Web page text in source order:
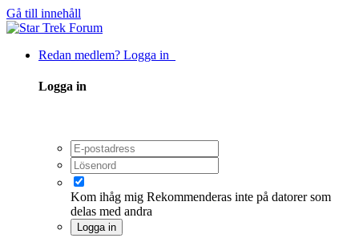
Gå till innehåll
Redan medlem? Logga in
Logga in
Kom ihåg mig Rekommenderas inte på datorer som
delas med andra
Logga in